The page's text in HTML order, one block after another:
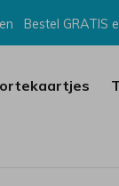
Bestel GRATIS